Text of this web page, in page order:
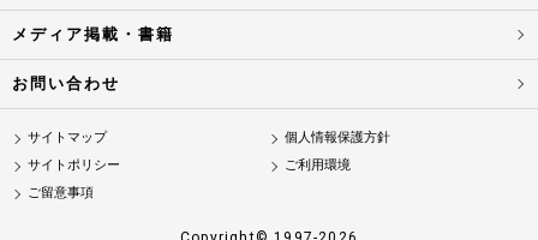
メディア掲載・書籍
お問い合わせ
サイトマップ
個人情報保護方針
サイトポリシー
ご利用環境
ご留意事項